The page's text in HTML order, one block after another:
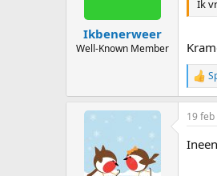
Ikbenerweer
Well-Known Member
Ik
R
e
a
c
i
19